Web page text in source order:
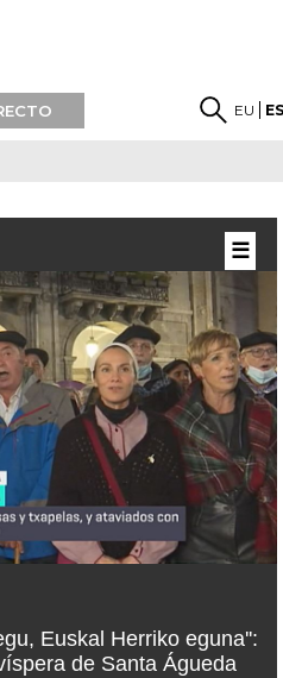
EU
Euskal Herriko eguna'':
de Santa Águeda
☰